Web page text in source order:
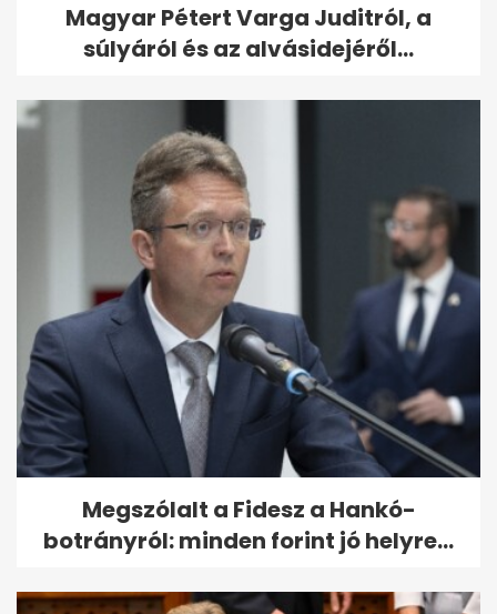
Magyar Pétert Varga Juditról, a
súlyáról és az alvásidejéről...
Megszólalt a Fidesz a Hankó-
botrányról: minden forint jó helyre...